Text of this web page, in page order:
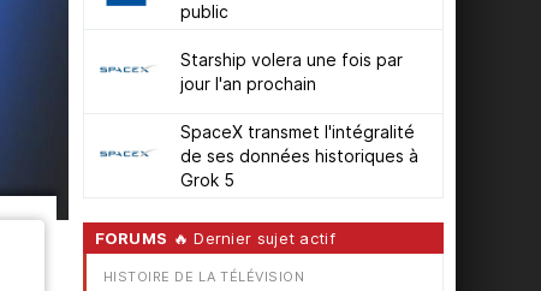
public
Starship volera une fois par
jour l'an prochain
SpaceX transmet l'intégralité
de ses données historiques à
Grok 5
FORUMS 🔥 Dernier sujet actif
HISTOIRE DE LA TÉLÉVISION